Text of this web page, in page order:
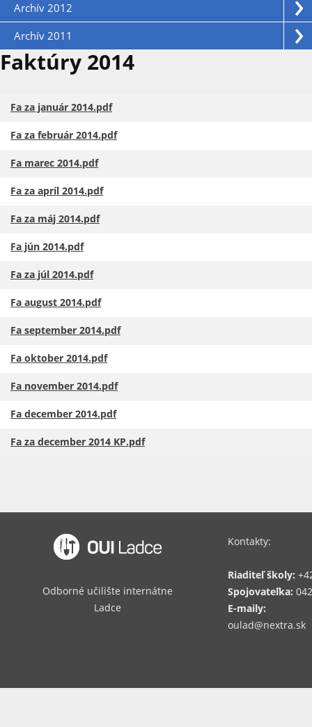
Archív 2012
Archív 2011
Faktúry 2014
Fa za január 2014.pdf
Fa za február 2014.pdf
Fa marec 2014.pdf
Fa za apríl 2014.pdf
Fa za máj 2014.pdf
Fa jún 2014.pdf
Fa za júl 2014.pdf
Fa august 2014.pdf
Fa september 2014.pdf
Fa oktober 2014.pdf
Fa november 2014.pdf
Fa december 2014.pdf
Fa za december 2014 KP.pdf
Odborné učilište internátne
Ladce
Kontakty:
Riaditeľ školy:
Spojovateľka:
E-maily:
oulad@nextra.sk​